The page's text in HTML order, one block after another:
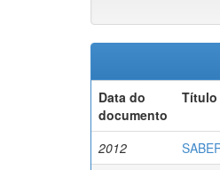
Data do
documento
Título
2012